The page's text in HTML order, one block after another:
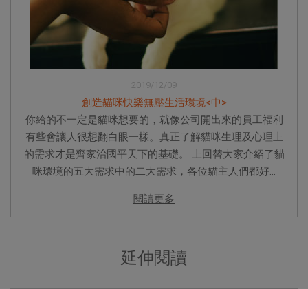
2019/12/09
創造貓咪快樂無壓生活環境<中>
你給的不一定是貓咪想要的，就像公司開出來的員工福利
有些會讓人很想翻白眼一樣。真正了解貓咪生理及心理上
的需求才是齊家治國平天下的基礎。 上回替大家介紹了貓
咪環境的五大需求中的二大需求，各位貓主人們都好...
閱讀更多
延伸閱讀